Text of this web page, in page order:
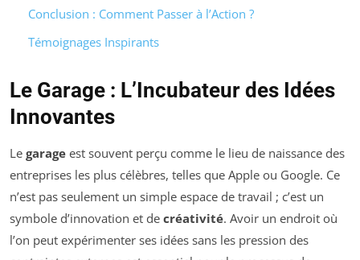
Conclusion : Comment Passer à l’Action ?
Témoignages Inspirants
Le Garage : L’Incubateur des Idées
Innovantes
Le garage est souvent perçu comme le lieu de naissance des
entreprises les plus célèbres, telles que Apple ou Google. Ce
n’est pas seulement un simple espace de travail ; c’est un
symbole d’innovation et de créativité. Avoir un endroit où
l’on peut expérimenter ses idées sans les pression des